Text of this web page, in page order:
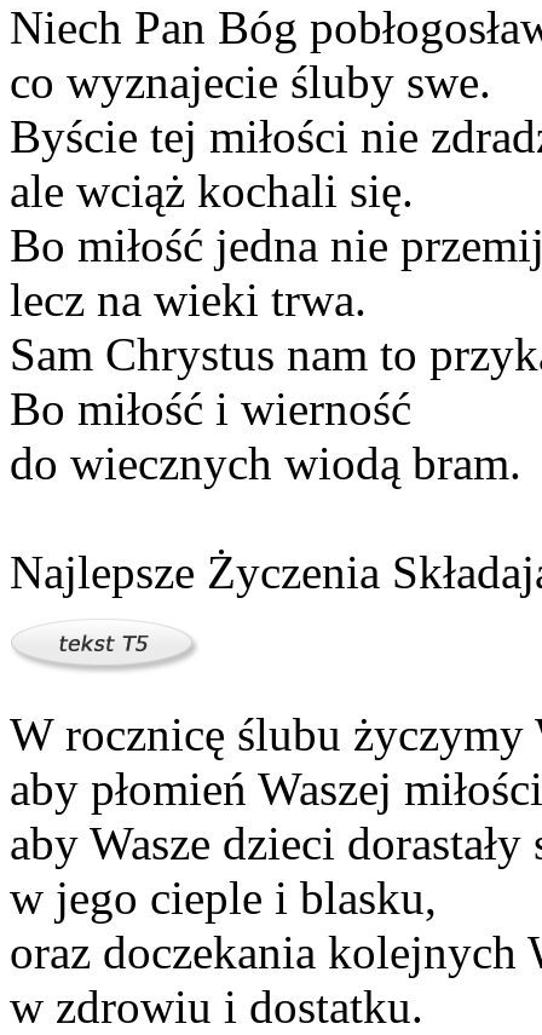
Niech Pan Bóg
co wyznajecie śluby swe.
Byście tej miłości nie
ale wciąż kochali się.
Bo miłość jedna nie
lecz na wieki trwa.
Sam Chrystus nam to
Bo miłość i wierność
do wiecznych wiodą bram.
Najlepsze Życzenia
W rocznicę ślubu życzymy
aby płomień Waszej
aby Wasze dzieci
w jego cieple i blasku,
oraz doczekania kolejnych
w zdrowiu i dostatku.